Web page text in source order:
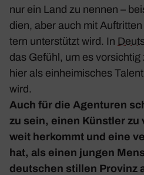
nur ein Land zu nennen –
dien, aber auch mit
tern unter­stützt wird. In
das Gefühl, um es
hier als einhei­mi­sches
wird.
Auch für die Agen­turen
zu sein, einen Künstler zu
weit herkommt und eine
hat, als einen jungen
deut­schen stillen Provinz